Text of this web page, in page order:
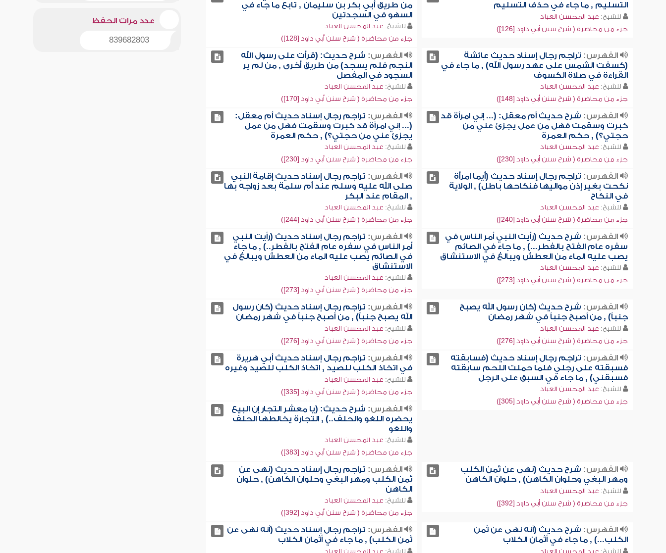
التسليم , ما جاء في حذف التسليم
للشيخ: عبد المحسن العباد
جزء من محاضرة ( شرح سنن أبي داود [126])
من طريق أبي بكر بن سليمان , تابع ما جاء في
السهو في السجدتين
للشيخ: عبد المحسن العباد
جزء من محاضرة ( شرح سنن أبي داود [128])
الفهرس: تراجم رجال إسناد حديث عائشة
(كسفت الشمس على عهد رسول الله) , ما جاء في
القراءة في صلاة الكسوف
للشيخ: عبد المحسن العباد
جزء من محاضرة ( شرح سنن أبي داود [148])
الفهرس: شرح حديث: (قرأت على رسول الله
النجم فلم يسجد) من طريق أخرى , من لم ير
السجود في المفصل
للشيخ: عبد المحسن العباد
جزء من محاضرة ( شرح سنن أبي داود [170])
الفهرس: شرح حديث أم معقل: (... إني امرأة قد
كبرت وسقمت فهل من عمل يجزئ عني من
حجتي؟) , حكم العمرة
للشيخ: عبد المحسن العباد
جزء من محاضرة ( شرح سنن أبي داود [230])
الفهرس: تراجم رجال إسناد حديث أم معقل:
(... إني امرأة قد كبرت وسقمت فهل من عمل
يجزئ عني من حجتي؟) , حكم العمرة
للشيخ: عبد المحسن العباد
جزء من محاضرة ( شرح سنن أبي داود [230])
الفهرس: تراجم رجال إسناد حديث (أيما امرأة
نكحت بغير إذن مواليها فنكاحها باطل) , الولاية
في النكاح
للشيخ: عبد المحسن العباد
جزء من محاضرة ( شرح سنن أبي داود [240])
الفهرس: تراجم رجال إسناد حديث إقامة النبي
صلى الله عليه وسلم عند أم سلمة بعد زواجه بها
, المقام عند البكر
للشيخ: عبد المحسن العباد
جزء من محاضرة ( شرح سنن أبي داود [244])
الفهرس: شرح حديث (رأيت النبي أمر الناس في
سفره عام الفتح بالفطر...) , ما جاء في الصائم
يصب عليه الماء من العطش ويبالغ في الاستنشاق
للشيخ: عبد المحسن العباد
جزء من محاضرة ( شرح سنن أبي داود [273])
الفهرس: تراجم رجال إسناد حديث (رأيت النبي
أمر الناس في سفره عام الفتح بالفطر..) , ما جاء
في الصائم يصب عليه الماء من العطش ويبالغ في
الاستنشاق
للشيخ: عبد المحسن العباد
جزء من محاضرة ( شرح سنن أبي داود [273])
الفهرس: شرح حديث (كان رسول الله يصبح
جنباً) , من أصبح جنباً في شهر رمضان
للشيخ: عبد المحسن العباد
جزء من محاضرة ( شرح سنن أبي داود [276])
الفهرس: تراجم رجال إسناد حديث (كان رسول
الله يصبح جنباً) , من أصبح جنباً في شهر رمضان
للشيخ: عبد المحسن العباد
جزء من محاضرة ( شرح سنن أبي داود [276])
الفهرس: تراجم رجال إسناد حديث (فسابقته
فسبقته على رجلي فلما حملت اللحم سابقته
فسبقني) , ما جاء في السبق على الرجل
للشيخ: عبد المحسن العباد
جزء من محاضرة ( شرح سنن أبي داود [305])
الفهرس: تراجم رجال إسناد حديث أبي هريرة
في اتخاذ الكلب للصيد , اتخاذ الكلب للصيد وغيره
للشيخ: عبد المحسن العباد
جزء من محاضرة ( شرح سنن أبي داود [335])
الفهرس: شرح حديث: (يا معشر التجار إن البيع
يحضره اللغو والحلف..) , التجارة يخالطها الحلف
واللغو
للشيخ: عبد المحسن العباد
جزء من محاضرة ( شرح سنن أبي داود [383])
الفهرس: شرح حديث (نهى عن ثمن الكلب
ومهر البغي وحلوان الكاهن) , حلوان الكاهن
للشيخ: عبد المحسن العباد
جزء من محاضرة ( شرح سنن أبي داود [392])
الفهرس: تراجم رجال إسناد حديث (نهى عن
ثمن الكلب ومهر البغي وحلوان الكاهن) , حلوان
الكاهن
للشيخ: عبد المحسن العباد
جزء من محاضرة ( شرح سنن أبي داود [392])
الفهرس: شرح حديث (أنه نهى عن ثمن
الكلب...) , ما جاء في أثمان الكلاب
للشيخ: عبد المحسن العباد
الفهرس: تراجم رجال إسناد حديث (أنه نهى عن
ثمن الكلب) , ما جاء في أثمان الكلاب
للشيخ: عبد المحسن العباد
عدد مرات الحفظ
839682803